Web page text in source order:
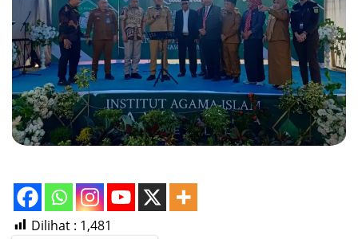
Dilihat : 1,481